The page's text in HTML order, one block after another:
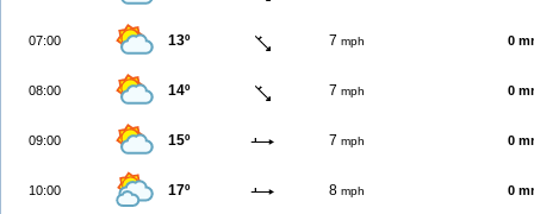
07:00 13º 7 mph 0
08:00 14º 7 mph 0
09:00 15º 7 mph 0
10:00 17º 8 mph 0